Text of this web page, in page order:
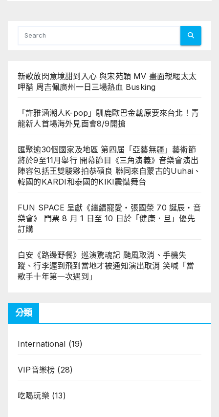
新歌放閃意境甜到入心 與宋苑穎 MV 畫面親暱太太
呷醋 周吉佩廣州一日三場熱血 Busking
「許雅涵潮人K-pop」馴鹿歐巴金載原要來台北！青
龍新人首場海外見面會8/9開搶
匯聚逾30個國家及地區 第四屆「亞藝無疆」藝術節
將於9至11月舉行 開幕節目《三角演義》音樂會演出
陣容包括王雙駿夥拍恭碩良 聯同來自蒙古的Uuhai、
韓國的KARDI和泰國的KIKI震懾舞台
FUN SPACE 呈獻《繼續寵愛・張國榮 70 誕辰・音
樂會》 門票 8 月 1 日至 10 日於「健康．旦」優先
訂購
白安《路邊野餐》巡演驚魂記 颱風取消、手機失
蹤、行李遲到飛到當地才被通知演出取消 笑喊「當
歌手十年第一次遇到」
分類
International (19)
VIP音樂榜 (28)
吃喝玩樂(13)